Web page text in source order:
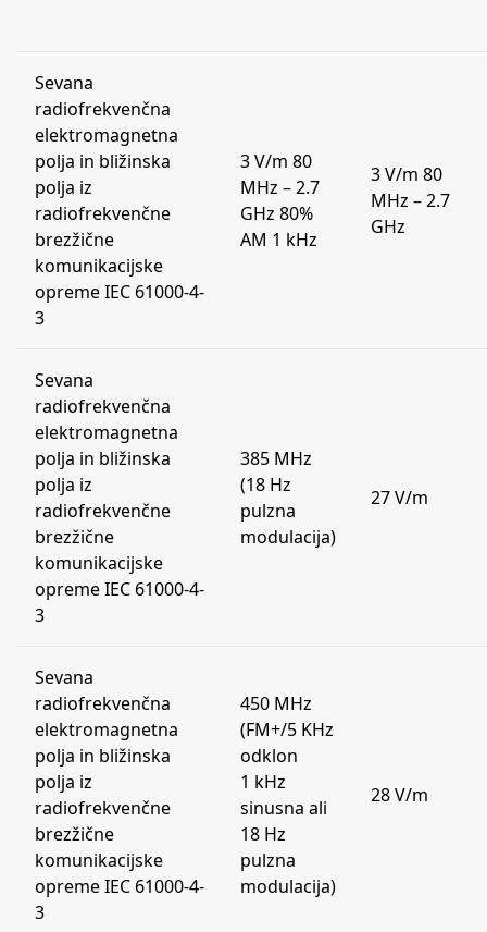
Sevana
radiofrekvenčna
elektromagnetna
polja in bližinska
polja iz
radiofrekvenčne
brezžične
komunikacijske
opreme IEC 61000-4-
3
3 V/m 80
MHz – 2.7
GHz 80%
AM 1 kHz
3 V/m 80
MHz – 2.7
GHz
Sevana
radiofrekvenčna
elektromagnetna
polja in bližinska
polja iz
radiofrekvenčne
brezžične
komunikacijske
opreme IEC 61000-4-
3
385 MHz
(18 Hz
pulzna
modulacija)
27 V/m
Sevana
radiofrekvenčna
elektromagnetna
polja in bližinska
polja iz
radiofrekvenčne
brezžične
komunikacijske
opreme IEC 61000-4-
3
450 MHz
(FM+/5 KHz
odklon
1 kHz
sinusna ali
18 Hz
pulzna
modulacija)
28 V/m